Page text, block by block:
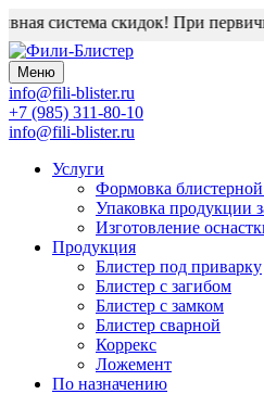
система скидок! При
Меню
info@fili-blister.ru
+7 (985) 311-80-10
info@fili-blister.ru
Услуги
Формовка
Упаковка продукции
Изготовление
Продукция
Блистер под приварку
Блистер с загибом
Блистер с замком
Блистер сварной
Коррекс
Ложемент
По назначению